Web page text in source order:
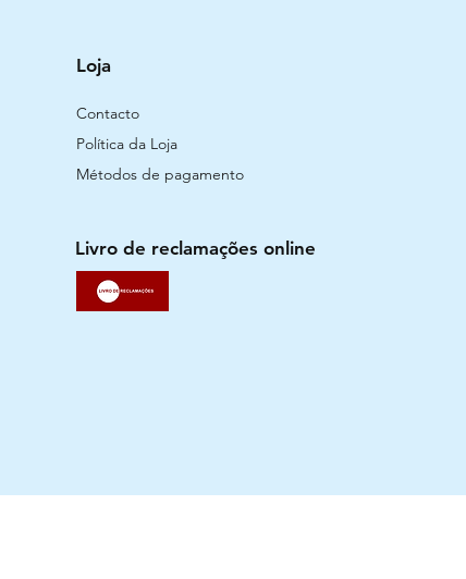
Loja
Contacto
Política da Loja
Métodos de pagamento
Livro de reclamações online